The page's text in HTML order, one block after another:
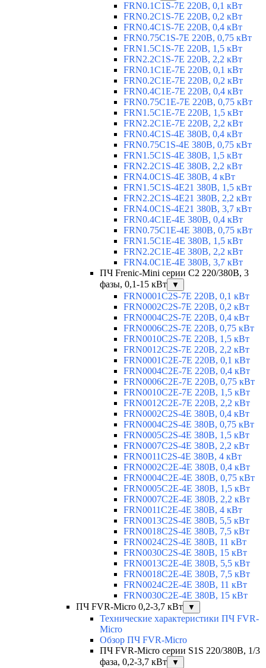
FRN0.1C1S-7E 220В, 0,1 кВт
FRN0.2C1S-7E 220В, 0,2 кВт
FRN0.4C1S-7E 220В, 0,4 кВт
FRN0.75C1S-7E 220В, 0,75 кВт
FRN1.5C1S-7E 220В, 1,5 кВт
FRN2.2C1S-7E 220В, 2,2 кВт
FRN0.1C1E-7E 220В, 0,1 кВт
FRN0.2C1E-7E 220В, 0,2 кВт
FRN0.4C1E-7E 220В, 0,4 кВт
FRN0.75C1E-7E 220В, 0,75 кВт
FRN1.5C1E-7E 220В, 1,5 кВт
FRN2.2C1E-7E 220В, 2,2 кВт
FRN0.4C1S-4E 380В, 0,4 кВт
FRN0.75C1S-4E 380В, 0,75 кВт
FRN1.5C1S-4E 380В, 1,5 кВт
FRN2.2C1S-4E 380В, 2,2 кВт
FRN4.0C1S-4E 380В, 4 кВт
FRN1.5C1S-4E21 380В, 1,5 кВт
FRN2.2C1S-4E21 380В, 2,2 кВт
FRN4.0C1S-4E21 380В, 3,7 кВт
FRN0.4C1E-4E 380В, 0,4 кВт
FRN0.75C1E-4E 380В, 0,75 кВт
FRN1.5C1E-4E 380В, 1,5 кВт
FRN2.2C1E-4E 380В, 2,2 кВт
FRN4.0C1E-4E 380В, 3,7 кВт
ПЧ Frenic-Mini серии С2 220/380В, 3
фазы, 0,1-15 кВт
▼
FRN0001C2S-7E 220В, 0,1 кВт
FRN0002C2S-7E 220В, 0,2 кВт
FRN0004C2S-7E 220В, 0,4 кВт
FRN0006C2S-7E 220В, 0,75 кВт
FRN0010C2S-7E 220В, 1,5 кВт
FRN0012C2S-7E 220В, 2,2 кВт
FRN0001C2E-7E 220В, 0,1 кВт
FRN0004C2E-7E 220В, 0,4 кВт
FRN0006C2E-7E 220В, 0,75 кВт
FRN0010C2E-7E 220В, 1,5 кВт
FRN0012C2E-7E 220В, 2,2 кВт
FRN0002C2S-4E 380В, 0,4 кВт
FRN0004C2S-4E 380В, 0,75 кВт
FRN0005C2S-4E 380В, 1,5 кВт
FRN0007C2S-4E 380В, 2,2 кВт
FRN0011C2S-4E 380В, 4 кВт
FRN0002C2E-4E 380В, 0,4 кВт
FRN0004C2E-4E 380В, 0,75 кВт
FRN0005C2E-4E 380В, 1,5 кВт
FRN0007C2E-4E 380В, 2,2 кВт
FRN0011C2E-4E 380В, 4 кВт
FRN0013C2S-4E 380В, 5,5 кВт
FRN0018C2S-4E 380В, 7,5 кВт
FRN0024C2S-4E 380В, 11 кВт
FRN0030C2S-4E 380В, 15 кВт
FRN0013C2E-4E 380В, 5,5 кВт
FRN0018C2E-4E 380В, 7,5 кВт
FRN0024C2E-4E 380В, 11 кВт
FRN0030C2E-4E 380В, 15 кВт
ПЧ FVR-Micro 0,2-3,7 кВт
▼
Технические характеристики ПЧ FVR-
Micro
Обзор ПЧ FVR-Micro
ПЧ FVR-Micro серии S1S 220/380В, 1/3
фаза, 0,2-3,7 кВт
▼